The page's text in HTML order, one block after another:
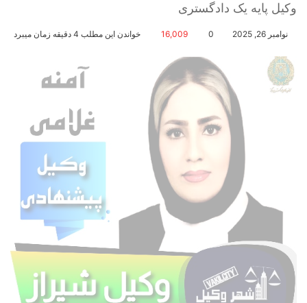
وکیل پایه یک دادگستری
نوامبر 26, 2025 0
16,009 خواندن این مطلب 4 دقیقه زمان میبرد